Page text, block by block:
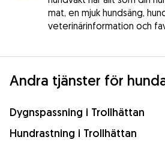
mat, en mjuk hundsäng,
veterinärinformation och
Andra tjänster för
Dygnspassning i Trollhättan
Hundrastning i Trollhättan